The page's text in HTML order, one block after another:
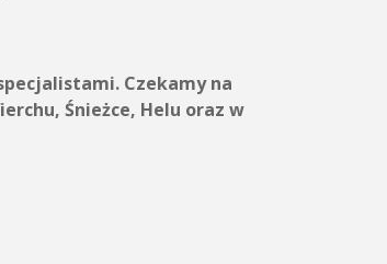
Czekamy na
Śnieżce, Helu oraz w